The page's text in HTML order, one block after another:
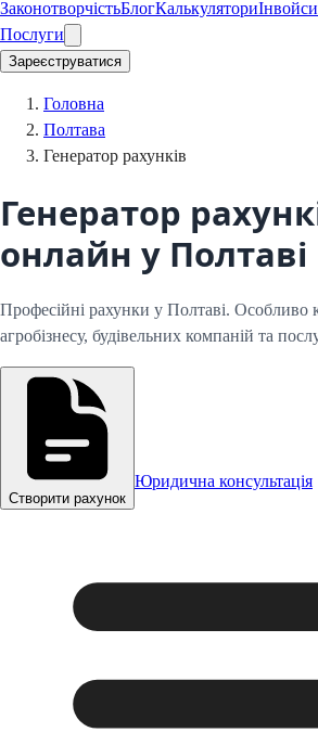
ЗаконотворчістьБлогКалькуляториІнвойси
Послуги
Зареєструватися
Головна
Полтава
Генератор рахунків
Генератор
онлайн у Полтаві
Професійні рахунки у Полтаві. Особливо
агробізнесу, будівельних компаній та
Створити рахунок
Юридична консультація